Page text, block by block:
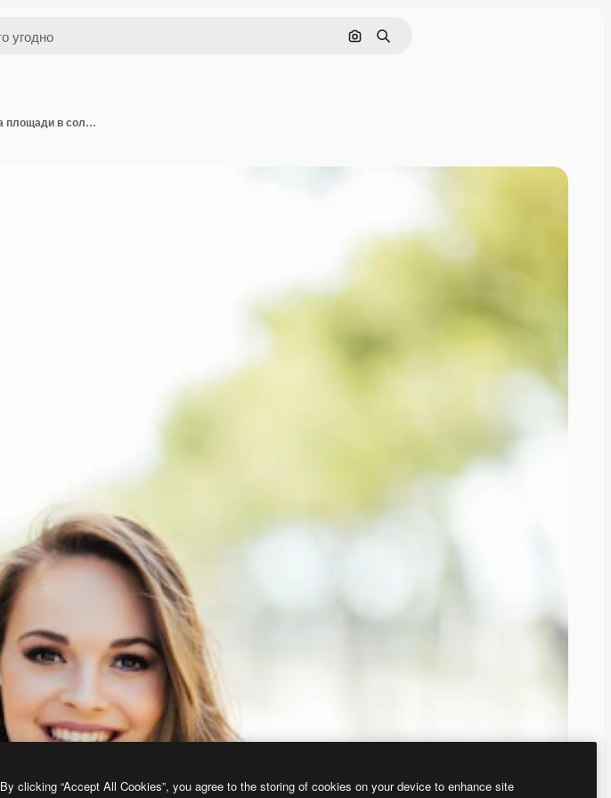
Поиск по изображению
Поиск
Портрет счастливой улыбающейся женщины, стоящей на площади в солнечный летний или весенний день на улице, милая улыбающаяся женщина, смотрящая на вас, привлекательная молодая девушка, наслаждающаяся летом, фильтрованное изображение, блики солнца
By clicking “Accept All Cookies”, you agree to the storing of cookies on your device to enhance site